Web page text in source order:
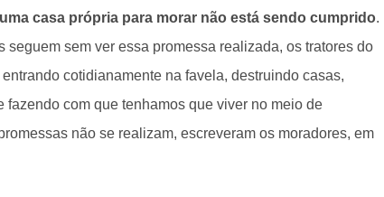
casa própria para morar não está sendo cumprido.
seguem sem ver essa promessa realizada, os tratores do
cotidianamente na favela, destruindo casas,
fazendo com que tenhamos que viver no meio de
não se realizam, escreveram os moradores, em